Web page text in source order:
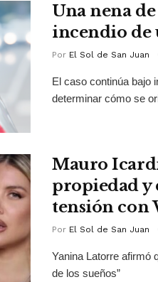
Una nena
incendio de
Por El Sol de San Juan
El caso continúa bajo
determinar cómo se
Mauro
propiedad y
tensión con
Por El Sol de San Juan
Yanina Latorre afirmó
de los sueños”